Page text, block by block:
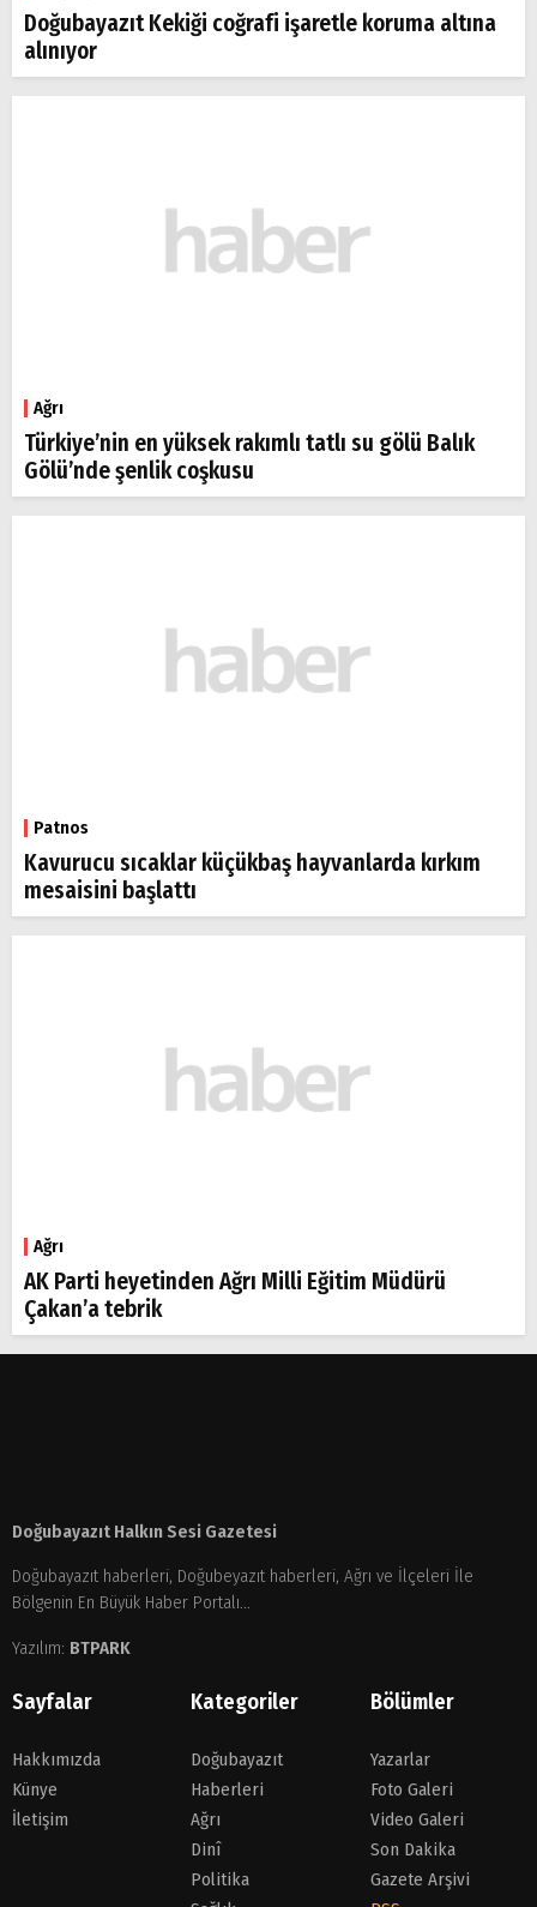
Doğubayazıt Kekiği coğrafi işaretle koruma altına
alınıyor
Ağrı
Türkiye’nin en yüksek rakımlı tatlı su gölü Balık
Gölü’nde şenlik coşkusu
Patnos
Kavurucu sıcaklar küçükbaş hayvanlarda kırkım
mesaisini başlattı
Ağrı
AK Parti heyetinden Ağrı Milli Eğitim Müdürü
Çakan’a tebrik
Doğubayazıt Halkın Sesi Gazetesi
Doğubayazıt haberleri, Doğubeyazıt haberleri, Ağrı ve İlçeleri İle
Bölgenin En Büyük Haber Portalı...
Yazılım: BTPARK
Sayfalar
Hakkımızda
Künye
İletişim
Kategoriler
Doğubayazıt
Haberleri
Ağrı
Dinî
Politika
Bölümler
Yazarlar
Foto Galeri
Video Galeri
Son Dakika
Gazete Arşivi